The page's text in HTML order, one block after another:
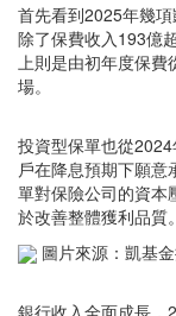
首先看到2025年幾
除了保費收入193億
上則是由初年度保
場。
投資型保單也從
戶在降息預期下願
單對保險公司的資本
於改善整體獲利品質。
圖片來源：凱基
銀行收入全面成長，